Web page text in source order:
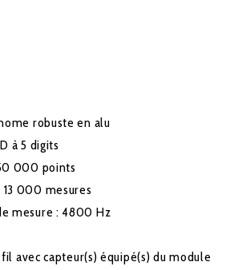
robuste en alu
à 5 digits
000 points
000 mesures
mesure : 4800 Hz
fil avec capteur(s) équipé(s) du module